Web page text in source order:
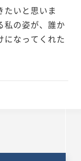
たいと思いま
私の姿が、誰か
になってくれた